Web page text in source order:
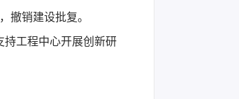
撤销建设批复。
工程中心开展创新研